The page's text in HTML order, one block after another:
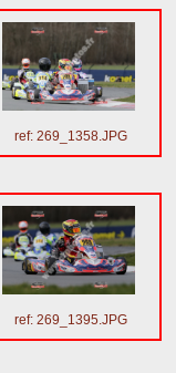
ref: 269_1358.JPG
ref: 269_1395.JPG